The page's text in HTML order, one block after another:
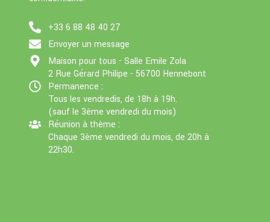
+33 6 88 48 40 27
Envoyer un message
Maison pour tous - Salle Emile Zola
2 Rue Gérard Philipe - 56700 Hennebont
Permanence :
Tous les vendredis, de 18h à 19h.
(sauf le 3ème vendredi du mois)
Réunion à thème :
Chaque 3ème vendredi du mois, de 20h à
22h30.